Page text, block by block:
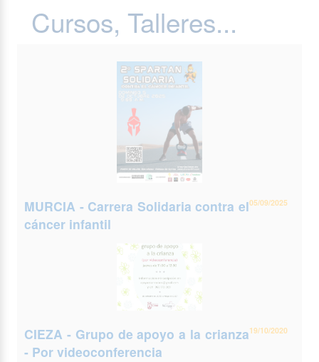
Cursos, Talleres...
05/09/2025
MURCIA - Carrera Solidaria contra el
cáncer infantil
19/10/2020
CIEZA - Grupo de apoyo a la crianza
- Por videoconferencia